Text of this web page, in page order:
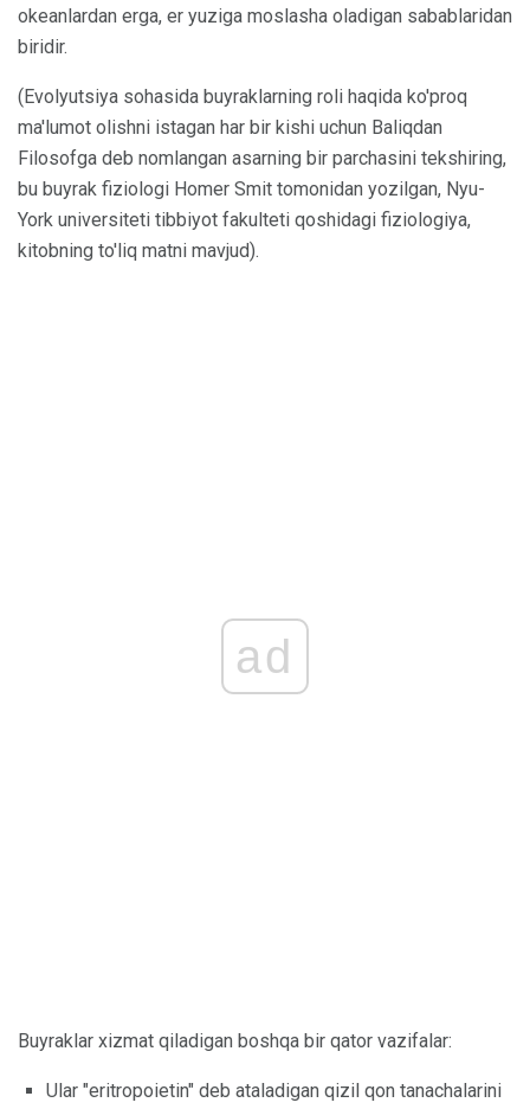
okeanlardan erga, er yuziga moslasha oladigan sabablaridan
biridir.
(Evolyutsiya sohasida buyraklarning roli haqida ko'proq
ma'lumot olishni istagan har bir kishi uchun Baliqdan
Filosofga deb nomlangan asarning bir parchasini tekshiring,
bu buyrak fiziologi Homer Smit tomonidan yozilgan, Nyu-
York universiteti tibbiyot fakulteti qoshidagi fiziologiya,
kitobning to'liq matni mavjud).
ad
Buyraklar xizmat qiladigan boshqa bir qator vazifalar:
Ular "eritropoietin" deb ataladigan qizil qon tanachalarini